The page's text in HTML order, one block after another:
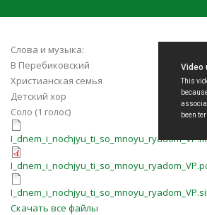
Слова и музыка:
В Перебиковский
Христианская семья
Детский хор
Соло (1 голос)
Скачать все файлы
для
и
мною